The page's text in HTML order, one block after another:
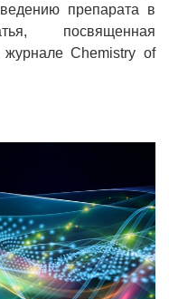
препарата в
посвященная
журнале Chemistry of